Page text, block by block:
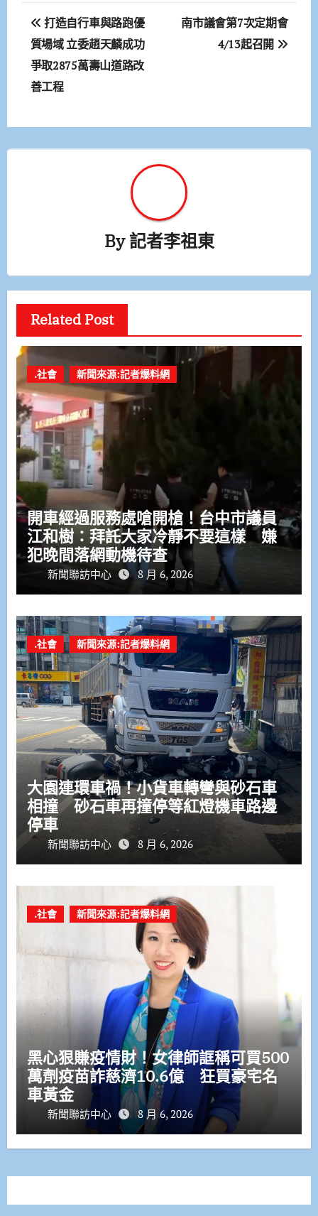
文
章
導
打造自行車與路跑優
質場域 立委趙天麟成功
爭取2875萬壽山道路改
善工程
南市議會第7次定期會
4/13起召開
By記者李祖東
Related Post
.社會 新聞來源:記者爆料網
開車經過服務處嗆開槍！台中市議員
江和樹：拜託大家冷靜不要這樣 嫌
犯晚間落網動機待查
新聞聯訪中心 8 月 6, 2026
.社會 新聞來源:記者爆料網
大園連環車禍！小貨車轉彎與砂石車
相撞 砂石車再撞停等紅燈機車路邊
停車
新聞聯訪中心 8 月 6, 2026
.社會 新聞來源:記者爆料網
黑心狠賺疫情財！女律師誆稱可買500
萬劑疫苗詐慈濟10.6億 狂買豪宅名
車黃金
新聞聯訪中心 8 月 6, 2026